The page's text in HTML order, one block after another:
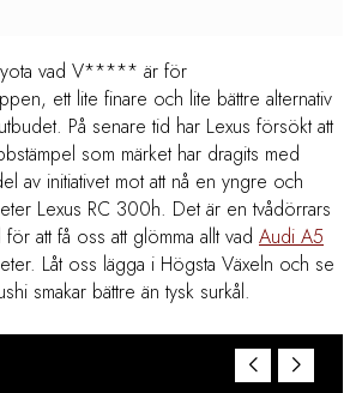
vad V***** är för
ett lite finare och lite bättre alternativ
På senare tid har Lexus försökt att
som märket har dragits med
av initiativet mot att nå en yngre och
Lexus RC 300h. Det är en tvådörrars
att få oss att glömma allt vad Audi A5
Låt oss lägga i Högsta Växeln och se
smakar bättre än tysk surkål.